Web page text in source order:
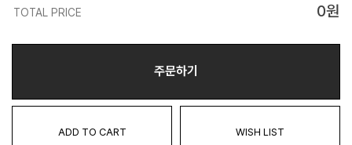
TOTAL PRICE 0원
주문하기
ADD TO CART WISH LIST